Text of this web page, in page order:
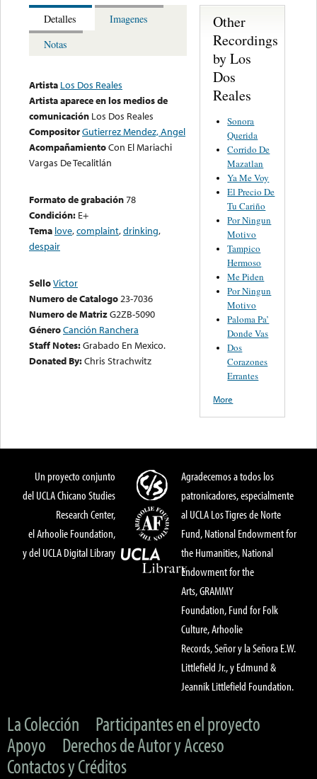
Detalles
Imagenes
Notas
Artista Los Dos Reales
Artista aparece en los medios de
comunicación Los Dos Reales
CompositorGutierrez Mendez, Angel
AcompañamientoCon El Mariachi
Vargas De Tecalitlán
Formato de grabación78
Condición: E+
Tema love,complaint,drinking,
despair
SelloVictor
Numero de Catalogo23-7036
Numero de MatrizG2ZB-5090
GéneroCanción Ranchera
Staff Notes:Grabado En Mexico.
Donated By:Chris Strachwitz
Other
Recordings
by Los
Dos
Reales
Sonora
Querida
Corrido De
Mazatlan
Ya Me Voy
El Precio De
Tu Cariño
Por Ningun
Motivo
Tampico
Hermoso
Me Piden
Por Ningun
Motivo
Paloma Pa’
Donde Vas
Dos
Corazones
Errantes
More
Un proyecto conjunto
del UCLA Chicano Studies
Research Center,
el Arhoolie Foundation,
y del UCLA Digital Library
Agradecemos a todos los
patronicadores, especialmente
al UCLA Los Tigres de Norte
Fund, National Endowment for
the Humanities, National
Endowment for the
Arts, GRAMMY
Foundation, Fund for Folk
Culture, Arhoolie
Records, Señor y la Señora E.W.
Littlefield Jr., y Edmund &
Jeannik Littlefield Foundation.
La Colección
Participantes en el proyecto
Apoyo
Derechos de Autor y Acceso
Contactos y Créditos